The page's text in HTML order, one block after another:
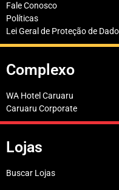
Fale Conosco
Políticas
Lei Geral de Proteção de
Complexo
WA Hotel Caruaru
Caruaru Corporate
Lojas
Buscar Lojas